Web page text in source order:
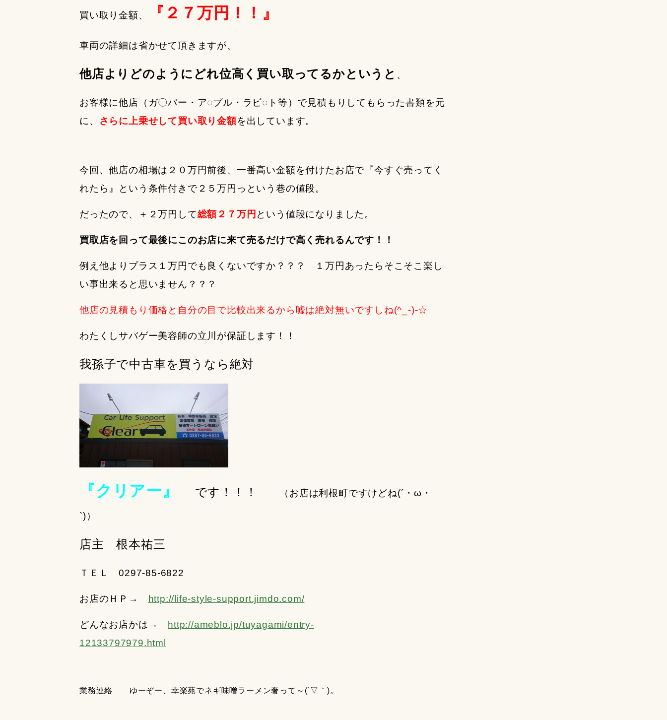
買い取り金額、 『２７万円！！』
車両の詳細は省かせて頂きますが、
他店よりどのようにどれ位高く買い取ってるかというと 、
お客様に他店（ガ〇バー・ア◌プル・ラビ◌ト等）で見積もりしてもらった書類を元
に、
さらに上乗せして買い取り金額を出しています。
今回、他店の相場は２０万円前後、一番高い金額を付けたお店で『今すぐ売ってく
れたら』という条件付きで２５万円っという巷の値段。
だったので、＋２万円して総額２７万円 という値段になりました。
買取店を回って最後にこのお店に来て売るだけで高く売れるんです！！
例え他よりプラス１万円でも良くないですか？？？ １万円あったらそこそこ楽し
い事出来ると思いません？？？
他店の見積もり価格と自分の目で比較出来るから嘘は絶対無いですしね(^_-)-☆
わたくしサバゲー美容師の立川が保証します！！
我孫子で中古車を買うなら絶対
『クリアー』 です！！！ （お店は利根町ですけどね(´・ω・
`)）
店主 根本祐三
ＴＥＬ 0297-85-6822
お店のＨＰ→ http://life-style-support.jimdo.com/
どんなお店かは→
http://ameblo.jp/tuyagami/entry-
12133797979.html
業務連絡 ゆーぞー、幸楽苑でネギ味噌ラーメン奢って～(´▽｀)。